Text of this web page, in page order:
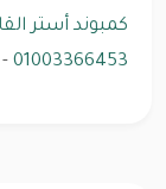
كمبوند أستر
01003366453
-